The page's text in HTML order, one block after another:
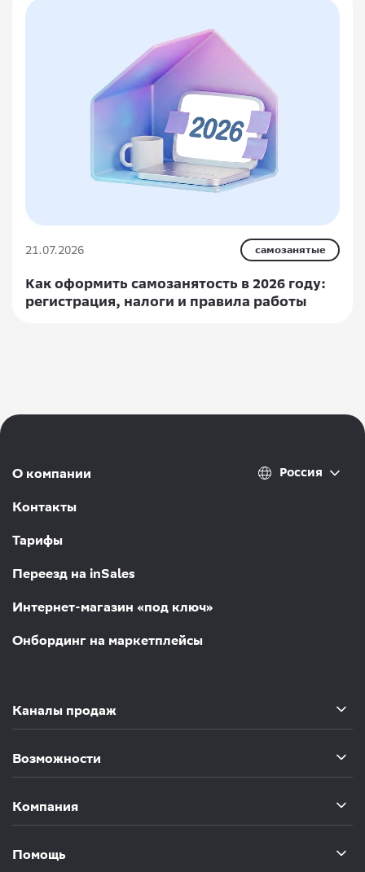
21.07.2026 самозанятые
Как оформить самозанятость в 2026 году:
регистрация, налоги и правила работы
О компании
Контакты
Тарифы
Переезд на inSales
Интернет-магазин «под ключ»
Онбординг на маркетплейсы
Россия
Каналы продаж
Возможности
Компания
Помощь